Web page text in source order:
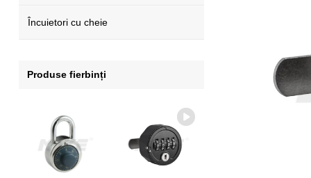
Încuietori cu cheie
Produse fierbinți